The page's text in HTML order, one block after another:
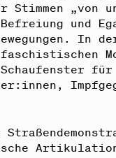
„von
und
In